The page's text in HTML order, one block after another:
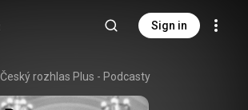
Sign in
Český rozhlas Plus - Podcasty